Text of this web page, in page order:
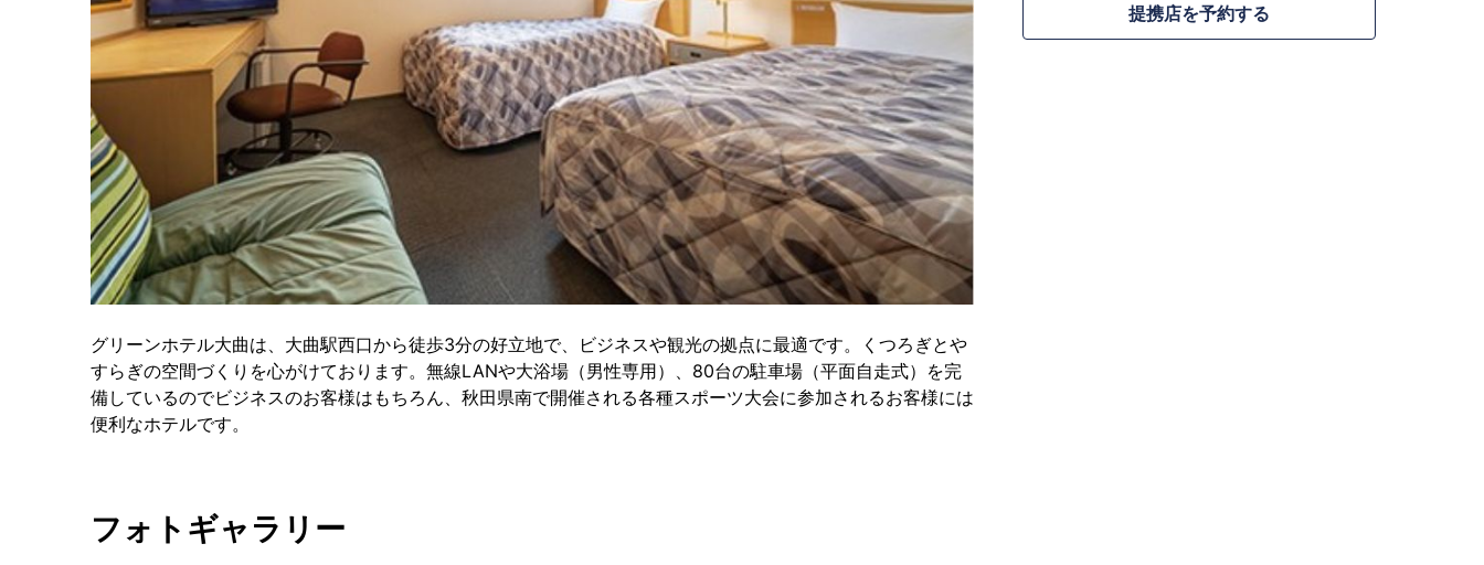
提携店を予約する
グリーンホテル大曲は、大曲駅西口から徒歩3分の好立地で、ビジネスや観光の拠点に最適です。くつろぎとや
すらぎの空間づくりを心がけております。無線LANや大浴場（男性専用）、80台の駐車場（平面自走式）を完
備しているのでビジネスのお客様はもちろん、秋田県南で開催される各種スポーツ大会に参加されるお客様には
便利なホテルです。
フォトギャラリー